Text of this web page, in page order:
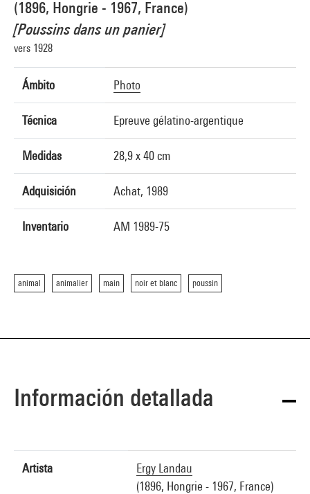
(1896, Hongrie - 1967, France)
[Poussins dans un panier]
vers 1928
Ámbito Photo
Técnica Epreuve gélatino-argentique
Medidas 28,9 x 40 cm
Adquisición Achat, 1989
Inventario AM 1989-75
animal animalier main noir et blanc poussin
Referencia de la imagen : 4N58284
Información detallada
Artista
Ergy Landau
(1896, Hongrie - 1967, France)